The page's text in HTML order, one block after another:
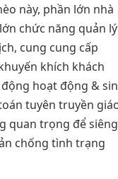
này, phần lớn nhà
chức năng quản lý
cung cung cấp
khích khách
hoạt động &
tuyên truyền
quan trọng để siêng
chống tình trạng